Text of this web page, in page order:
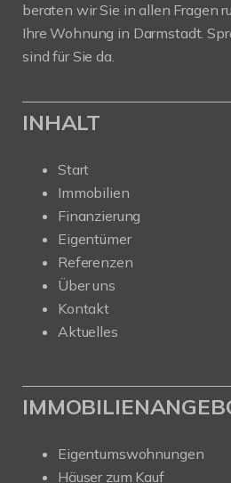
beraten wir Sie in allen Fragen
Ihre Wohnung in Darmstadt.
sind für Sie da.
INHALT
Start
Immobilien
Finanzierung
Eigentümer
Referenzen
Über uns
Kontakt
Aktuelles
Eigentumswohnungen
Häuser zum Kauf